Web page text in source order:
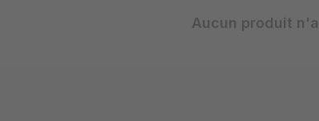
Aucun produit